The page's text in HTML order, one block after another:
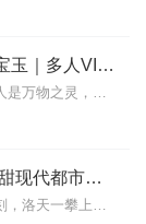
蛊真人｜大爱仙尊｜热血｜老宝玉｜多人VIP免费有声剧
内容简介【黑暗文反派流封神之作】人是万物之灵，蛊是天地真精。一个穿越者不断重生的故事。一个养蛊、炼蛊、用蛊的奇特世界。配音组（男角色）老宝玉旁白...
多播：萌宝有位亿万爹/又虐又甜现代都市言情
又虐又甜的都市言情故事简介危难时刻，洛天一攀上江城人人想嫁的闽江南。金屋藏娇，一腔深情尽付，却不过是男人蓄谋已久的局？豪门恩怨，她承受不起，只能黯然逃离，却被男...